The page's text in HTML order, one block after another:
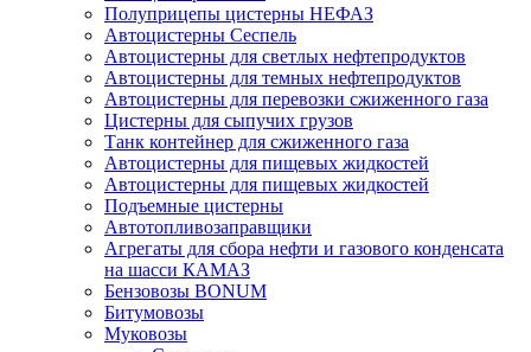
Полуприцепы цистерны НЕФАЗ
Автоцистерны Сеспель
Автоцистерны для светлых нефтепродуктов
Автоцистерны для темных нефтепродуктов
Автоцистерны для перевозки сжиженного газа
Цистерны для сыпучих грузов
Танк контейнер для сжиженного газа
Автоцистерны для пищевых жидкостей
Автоцистерны для пищевых жидкостей
Подъемные цистерны
Автотопливо­заправщики
Агрегаты для сбора нефти и газового конденсата
на шасси КАМАЗ
Бензовозы BONUM
Битумовозы
Муковозы